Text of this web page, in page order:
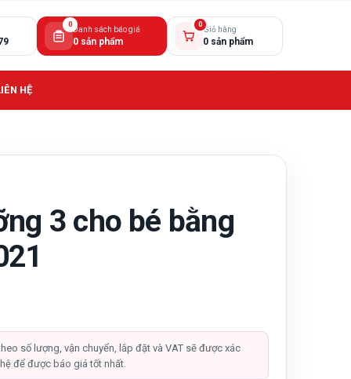
0
Danh sách báo giá
0 sản phẩm
0
Giỏ hàng
0 sản phẩm
HỆ
3 cho bé bằng
số lượng, vận chuyển, lắp đặt và VAT sẽ được xác
để được báo giá tốt nhất.